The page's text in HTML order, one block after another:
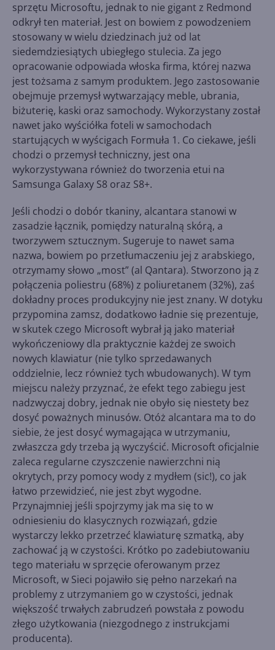
sprzętu Microsoftu, jednak to nie gigant z Redmond
odkrył ten materiał. Jest on bowiem z powodzeniem
stosowany w wielu dziedzinach już od lat
siedemdziesiątych ubiegłego stulecia. Za jego
opracowanie odpowiada włoska firma, której nazwa
jest tożsama z samym produktem. Jego zastosowanie
obejmuje przemysł wytwarzający meble, ubrania,
biżuterię, kaski oraz samochody. Wykorzystany został
nawet jako wyściółka foteli w samochodach
startujących w wyścigach Formuła 1. Co ciekawe, jeśli
chodzi o przemysł techniczny, jest ona
wykorzystywana również do tworzenia etui na
Samsunga Galaxy S8 oraz S8+.
Jeśli chodzi o dobór tkaniny, alcantara stanowi w
zasadzie łącznik, pomiędzy naturalną skórą, a
tworzywem sztucznym. Sugeruje to nawet sama
nazwa, bowiem po przetłumaczeniu jej z arabskiego,
otrzymamy słowo „most” (al Qantara). Stworzono ją z
połączenia poliestru (68%) z poliuretanem (32%), zaś
dokładny proces produkcyjny nie jest znany. W dotyku
przypomina zamsz, dodatkowo ładnie się prezentuje,
w skutek czego Microsoft wybrał ją jako materiał
wykończeniowy dla praktycznie każdej ze swoich
nowych klawiatur (nie tylko sprzedawanych
oddzielnie, lecz również tych wbudowanych). W tym
miejscu należy przyznać, że efekt tego zabiegu jest
nadzwyczaj dobry, jednak nie obyło się niestety bez
dosyć poważnych minusów. Otóż alcantara ma to do
siebie, że jest dosyć wymagająca w utrzymaniu,
zwłaszcza gdy trzeba ją wyczyścić. Microsoft oficjalnie
zaleca regularne czyszczenie nawierzchni nią
okrytych, przy pomocy wody z mydłem (sic!), co jak
łatwo przewidzieć, nie jest zbyt wygodne.
Przynajmniej jeśli spojrzymy jak ma się to w
odniesieniu do klasycznych rozwiązań, gdzie
wystarczy lekko przetrzeć klawiaturę szmatką, aby
zachować ją w czystości. Krótko po zadebiutowaniu
tego materiału w sprzęcie oferowanym przez
Microsoft, w Sieci pojawiło się pełno narzekań na
problemy z utrzymaniem go w czystości, jednak
większość trwałych zabrudzeń powstała z powodu
złego użytkowania (niezgodnego z instrukcjami
producenta).